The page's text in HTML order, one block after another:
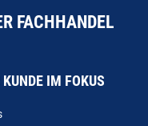
FACHHANDEL
IM FOKUS